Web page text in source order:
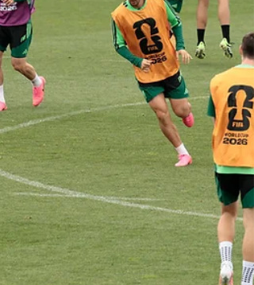
experimentan una tensa dualidad: la
celebración deportiva convive cara a cara
con la m